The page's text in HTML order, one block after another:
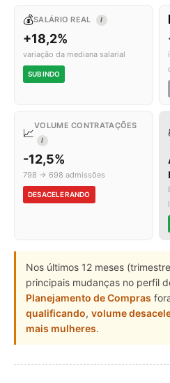
💰SALÁRIO REAL I
+18,2%
variação da mediana salarial
SUBINDO
📈
VOLUME CONTRATAÇÕES
I
-12,5%
798 → 698 admissões
DESACELERANDO
Nos últimos 12 meses
principais mudanças no perfil
Planejamento de Compras
qualificando, volume
mais mulheres.